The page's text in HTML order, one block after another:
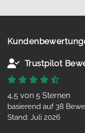
Trustpilot
4,5 von 5 Sternen
basierend auf 38
Stand: Juli 2026